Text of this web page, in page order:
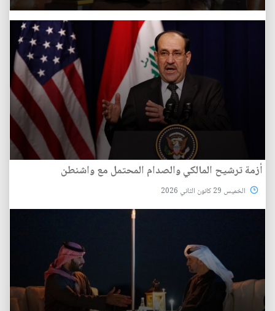
أزمة ترشيح المالكي والصدام المحتمل مع واشنطن
الخميس 29 كانون الثاني 2026